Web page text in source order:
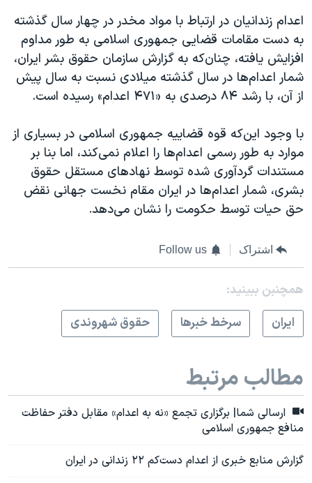
اعدام زندانیان در ارتباط با مواد مخدر در چهار سال گذشته
به دست مقامات قضایی جمهوری اسلامی به طور مداوم
افزایش یافته، چنان‌که به گزارش سازمان حقوق بشر ایران،
شمار اعدام‌ها در سال گذشته میلادی نسبت به سال پیش
از آن، با رشد ۸۴ درصدی به «۴۷۱ اعدام» رسیده است.
با وجود این‌که قوه قضاییه جمهوری اسلامی در بسیاری از
موارد به طور رسمی اعدام‌ها را اعلام نمی‌کند، اما بنا بر
مستندات گردآوری شده توسط نهادهای مستقل حقوق
بشری، شمار اعدام‌ها در ایران مقام نخست جهانی نقض
حق حیات توسط حکومت را نشان می‌دهد.
اشتراک Follow us
همچنبن ببینید:
ايران
سرخط خبرها حقوق شهروندی
مطالب مرتبط
ارسالی شما| برگزاری تجمع «نه به اعدام» مقابل دفتر حفاظت
منافع جمهوری اسلامی
گزارش منابع خبری از اعدام دست‌کم ۲۲ زندانی در ایران